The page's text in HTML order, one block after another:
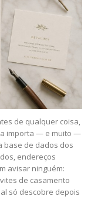
de qualquer coisa,
importa — e muito —
base de dados dos
endereços
avisar ninguém:
de casamento
só descobre depois